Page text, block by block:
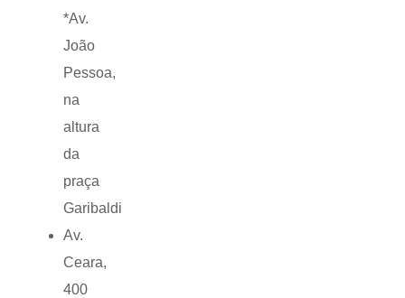
*Av.
João
Pessoa,
na
altura
da
praça
Garibaldi
Av.
Ceara,
400